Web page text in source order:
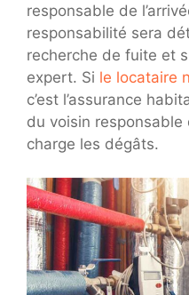
responsable de
responsabilité sera
recherche de fuite et
expert. Si le locataire
c’est l’assurance
du voisin responsable
charge les dégâts.